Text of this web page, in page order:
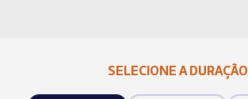
SELECIONE A DURAÇÃO